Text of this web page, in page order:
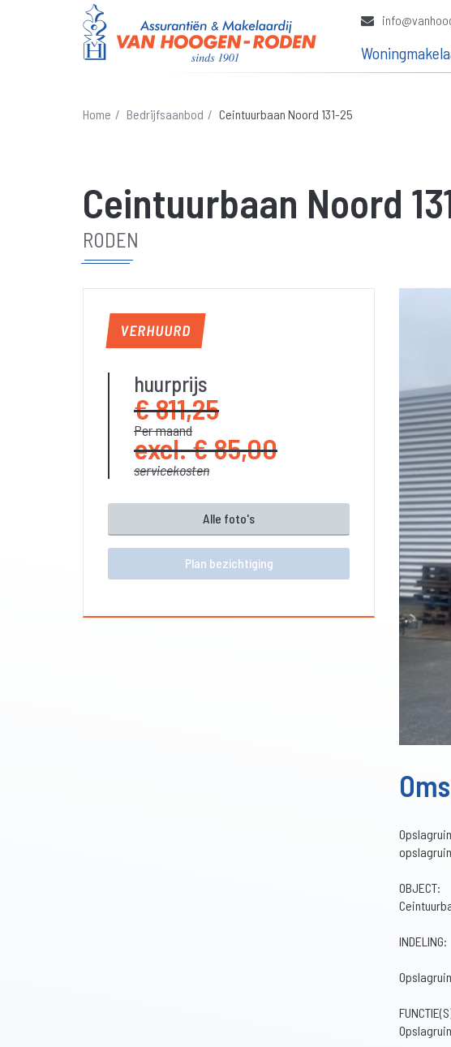
Home Bedrijfsaanbod Ceintuurbaan Noord 131-25
Ceintuurbaan Noord
RODEN
VERHUURD
huurprijs
€ 811,25
Per maand
excl. € 85,00
servicekosten
Alle foto's
Plan bezichtiging
OBJECT:
INDELING: